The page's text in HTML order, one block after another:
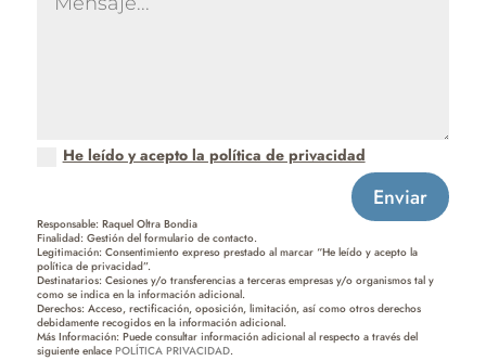
He leído y acepto la política de privacidad
Enviar
Responsable: Raquel Oltra Bondia
Finalidad: Gestión del formulario de contacto.
Legitimación: Consentimiento expreso prestado al marcar “He leído y acepto la
política de privacidad”.
Destinatarios: Cesiones y/o transferencias a terceras empresas y/o organismos tal y
como se indica en la información adicional.
Derechos: Acceso, rectificación, oposición, limitación, así como otros derechos
debidamente recogidos en la información adicional.
Más Información: Puede consultar información adicional al respecto a través del
siguiente enlace POLÍTICA PRIVACIDAD.